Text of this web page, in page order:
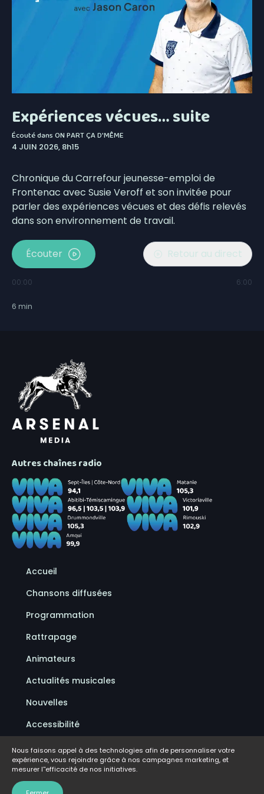
Expériences vécues… suite
Écouté dansON PART ÇA D'MÊME
4 JUIN 2026, 8h15
Chronique du Carrefour jeunesse-emploi de
Frontenac avec Susie Veroff et son invitée pour
parler des expériences vécues et des défis relevés
dans son environnement de travail.
Écouter Retour au direct
00:00 6:00
6 min
Autres chaînes radio
Accueil
Chansons diffusées
Programmation
Rattrapage
Animateurs
Actualités musicales
Nouvelles
Accessibilité
Politique de confidentialité
Conditions d'utilisation
FAQ
Nous faisons appel à des technologies afin de personnaliser votre
expérience, vous rejoindre grâce à nos campagnes marketing, et
mesurer l''efficacité de nos initiatives.